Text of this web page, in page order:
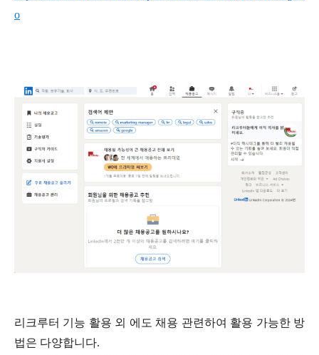
o
리크루터 기능 활용 외 에도 채용 관련하여 활용 가능한 방
법은 다양합니다.